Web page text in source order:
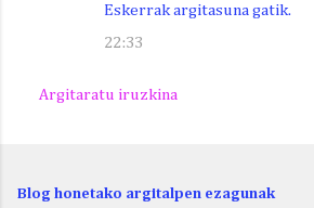
Eskerrak argitasuna gatik.
22:33
Argitaratu iruzkina
Blog honetako argitalpen ezagunak